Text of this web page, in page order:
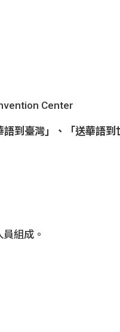
Center
語到臺灣」、「送華語到
組成。